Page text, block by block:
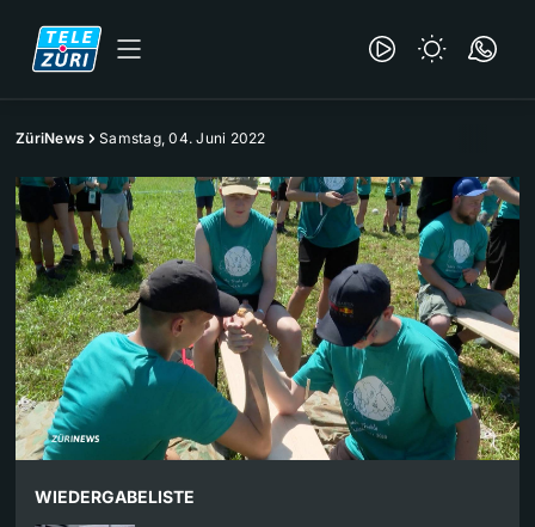
ZüriNews Samstag, 04. Juni 2022
WIEDERGABELISTE